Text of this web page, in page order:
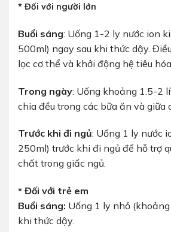
* Đối với người lớn
Buổi sáng: Uống 1-2 ly nước ion
500ml) ngay sau khi thức dậy.
lọc cơ thể và khởi động hệ tiêu hóa.
Trong ngày: Uống khoảng 1.5-2
chia đều trong các bữa ăn và giữa
Trước khi đi ngủ: Uống 1 ly nước
250ml) trước khi đi ngủ để hỗ trợ
chất trong giấc ngủ.
* Đối với trẻ em
Buổi sáng: Uống 1 ly nhỏ
khi thức dậy.